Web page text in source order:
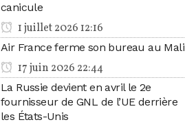
canicule
1 juillet 2026 12:16
Air France ferme son bureau au Mali
17 juin 2026 22:44
La Russie devient en avril le 2e
fournisseur de GNL de l’UE derrière
les États-Unis